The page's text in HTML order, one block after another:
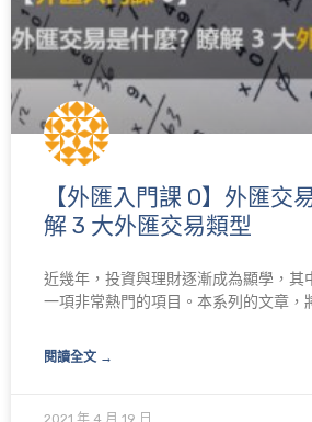
【外匯入門課 0】外匯交
解 3 大外匯交易類型
近幾年，投資與理財逐漸成為顯學，其
一項非常熱門的項目。本系列的文章，
閱讀全文 →